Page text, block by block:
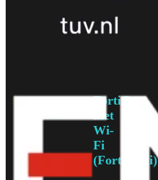
Alles
bekijken
FortiGate
met
Wi-
Fi
(FortiWiFi)